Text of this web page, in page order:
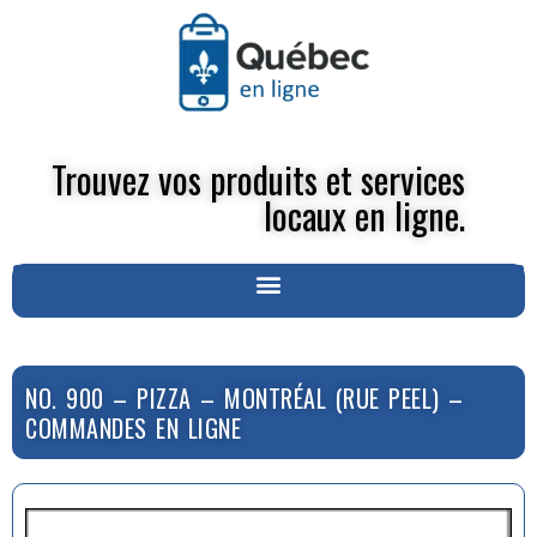
Trouvez vos produits et services
locaux en ligne.
NO. 900 – PIZZA – MONTRÉAL (RUE PEEL) –
COMMANDES EN LIGNE